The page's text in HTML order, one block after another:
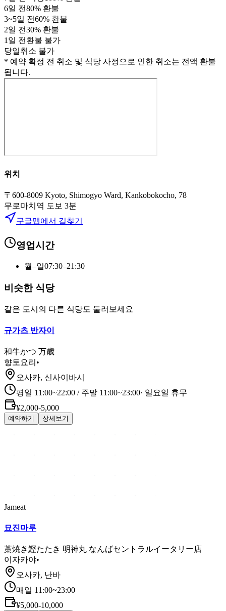
6일 전80% 환불
3~5일 전60% 환불
2일 전30% 환불
1 일 전 환불 불가
당일취소 불가
* 예약 확정 전 취소 및 식당 사정으로 인한 취소는 전액 환불
됩니다.
위치
〒600-8009 Kyoto, Shimogyo Ward, Kankobokocho, 78
무로마치역 도보 3분
구글맵에서 길찾기
영업시간
월–일07:30–21:30
비슷한 식당
같은 도시의 다른 식당도 둘러보세요
규가츠 반자이
和牛かつ 万歳
향토요리 •
오사카, 신사이바시
평일 11:00~22:00 / 주말 11:00~23:00· 일요일 휴무
¥2,000-5,000
예약하기 상세보기
Jameat
묘진마루
藁焼き鰹たたき 明神丸 なんばセントラルイータリー店
이자카야•
오사카, 난바
매일 11:00~23:00
¥5,000-10,000